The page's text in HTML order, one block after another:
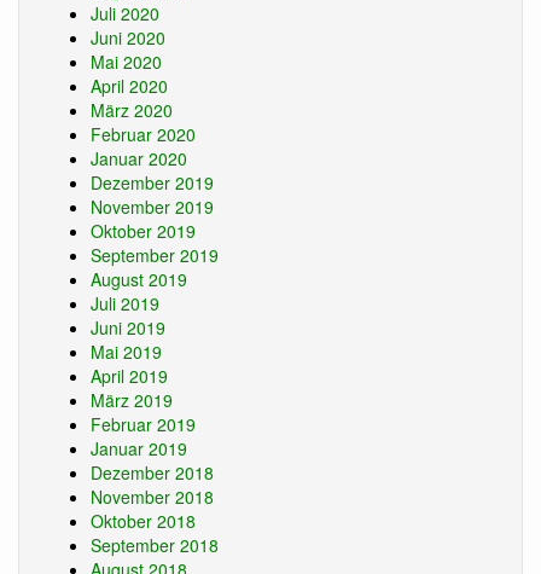
Juli 2020
Juni 2020
Mai 2020
April 2020
März 2020
Februar 2020
Januar 2020
Dezember 2019
November 2019
Oktober 2019
September 2019
August 2019
Juli 2019
Juni 2019
Mai 2019
April 2019
März 2019
Februar 2019
Januar 2019
Dezember 2018
November 2018
Oktober 2018
September 2018
August 2018